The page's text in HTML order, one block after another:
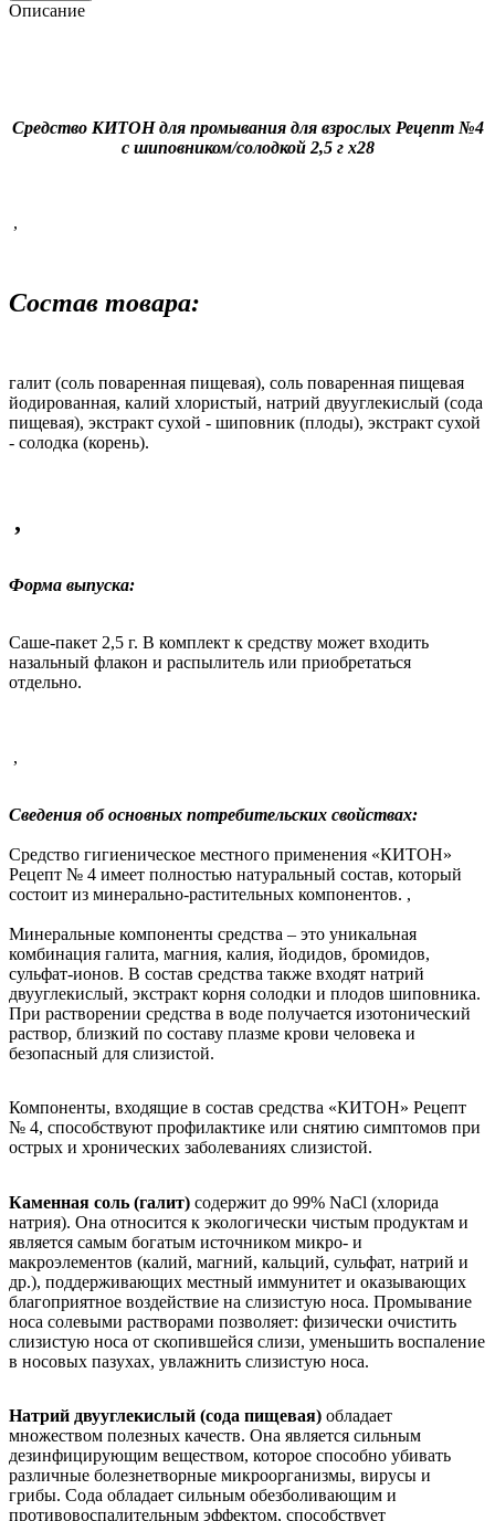
Описание
Средство КИТОН для промывания для взрослых Рецепт №4
с шиповником/солодкой 2,5 г x28
,
Состав товара:
галит (соль поваренная пищевая), соль поваренная пищевая
йодированная, калий хлористый, натрий двууглекислый (сода
пищевая), экстракт сухой - шиповник (плоды), экстракт сухой
- солодка (корень).
,
Форма выпуска:
Саше-пакет 2,5 г. В комплект к средству может входить
назальный флакон и распылитель или приобретаться
отдельно.
,
Сведения об основных потребительских свойствах:
Средство гигиеническое местного применения «КИТОН»
Рецепт № 4 имеет полностью натуральный состав, который
состоит из минерально-растительных компонентов. ,
Минеральные компоненты средства – это уникальная
комбинация галита, магния, калия, йодидов, бромидов,
сульфат-ионов. В состав средства также входят натрий
двууглекислый, экстракт корня солодки и плодов шиповника.
При растворении средства в воде получается изотонический
раствор, близкий по составу плазме крови человека и
безопасный для слизистой.
Компоненты, входящие в состав средства «КИТОН» Рецепт
№ 4, способствуют профилактике или снятию симптомов при
острых и хронических заболеваниях слизистой.
Каменная соль (галит) содержит до 99% NaCl (хлорида
натрия). Она относится к экологически чистым продуктам и
является самым богатым источником микро- и
макроэлементов (калий, магний, кальций, сульфат, натрий и
др.), поддерживающих местный иммунитет и оказывающих
благоприятное воздействие на слизистую носа. Промывание
носа солевыми растворами позволяет: физически очистить
слизистую носа от скопившейся слизи, уменьшить воспаление
в носовых пазухах, увлажнить слизистую носа.
Натрий двууглекислый (сода пищевая) обладает
множеством полезных качеств. Она является сильным
дезинфицирующим веществом, которое способно убивать
различные болезнетворные микроорганизмы, вирусы и
грибы. Сода обладает сильным обезболивающим и
противовоспалительным эффектом, способствует